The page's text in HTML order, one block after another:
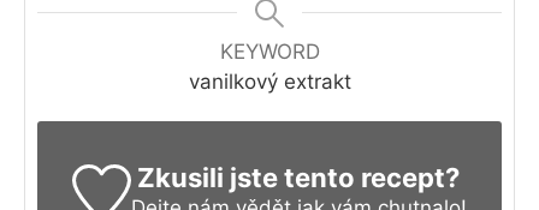
KEYWORD
vanilkový extrakt
Zkusili jste tento recept?